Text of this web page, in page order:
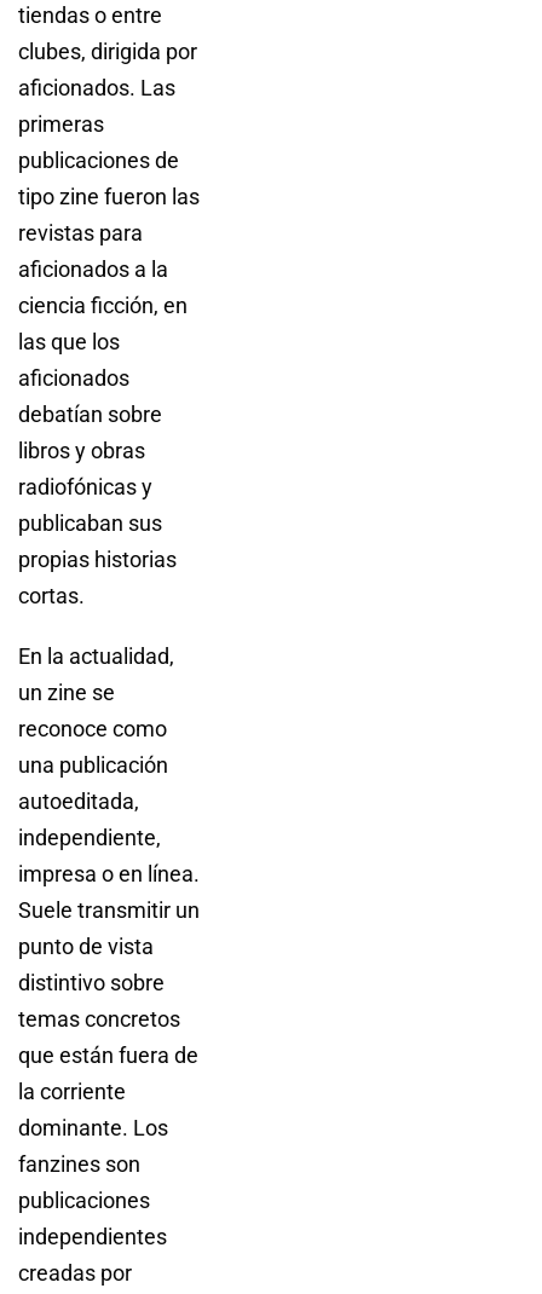
tiendas o entre
clubes, dirigida por
aficionados. Las
primeras
publicaciones de
tipo zine fueron las
revistas para
aficionados a la
ciencia ficción, en
las que los
aficionados
debatían sobre
libros y obras
radiofónicas y
publicaban sus
propias historias
cortas.
En la actualidad,
un zine se
reconoce como
una publicación
autoeditada,
independiente,
impresa o en línea.
Suele transmitir un
punto de vista
distintivo sobre
temas concretos
que están fuera de
la corriente
dominante. Los
fanzines son
publicaciones
independientes
creadas por